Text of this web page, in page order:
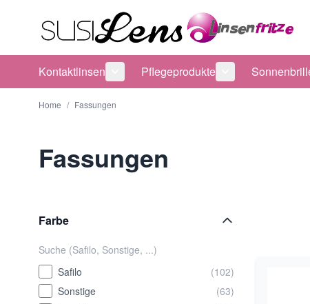
Kontaktlinsen
Untermenü für Kategorie Kontaktlinsen
Pflegeprodukte
Untermenü für
Home / Fassungen
Fassungen
Farbe
Safilo
(102)
Sonstige
(63)